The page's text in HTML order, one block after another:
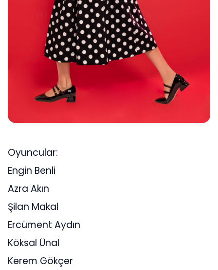
Oyuncular:
Engin Benli
Azra Akın
Şilan Makal
Ercüment Aydın
Köksal Ünal
Kerem Gökçer